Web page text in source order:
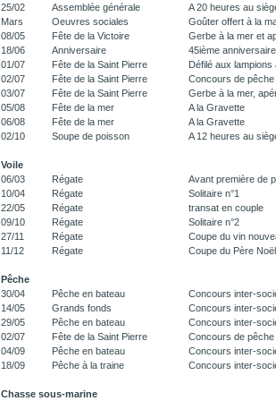
25/02
Assemblée générale
A 20 heures au
Mars
Oeuvres sociales
Goûter offert à la
08/05
Fête de la Victoire
Gerbe à la mer et
18/06
Anniversaire
45ième
01/07
Fête de la Saint Pierre
Défilé aux lampions
02/07
Fête de la Saint Pierre
Concours de pêche
03/07
Fête de la Saint Pierre
Gerbe à la mer,
05/08
Fête de la mer
A la Gravette
06/08
Fête de la mer
A la Gravette
02/10
Soupe de poisson A 12 heures au
Voile
06/03
Régate
Avant première de
10/04
Régate
Solitaire n°1
22/05
Régate
transat en couple
09/10
Régate
Solitaire n°2
27/11
Régate
Coupe du vin
11/12
Régate Coupe du Père Noël
Pêche
30/04
Pêche en bateau
Concours inter-
14/05
Grands fonds
Concours inter-
29/05
Pêche en bateau
Concours inter-
02/07
Fête de la Saint Pierre
Concours de pêche
04/09
Pêche en bateau
Concours inter-
18/09
Pêche à la traine Concours inter-
Chasse sous-marine